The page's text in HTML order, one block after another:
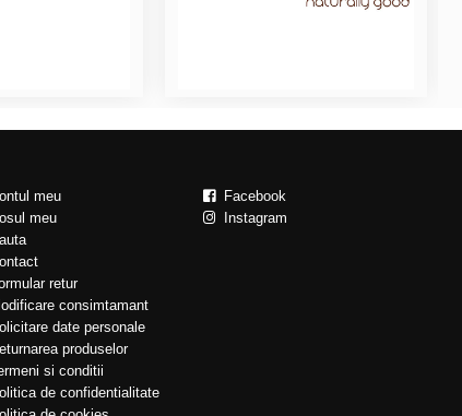
meu
meu
retur
consimtamant
date personale
produselor
si conditii
de confidentialitate
Facebook
Instagram